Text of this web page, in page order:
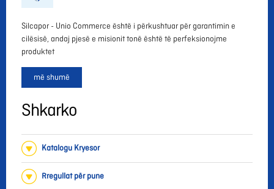
Silcapor - Unio Commerce është i përkushtuar për garantimin e
cilësisë, andaj pjesë e misionit tonë është të perfeksionojme
produktet
më shumë
Shkarko
Katalogu Kryesor
Rregullat për pune